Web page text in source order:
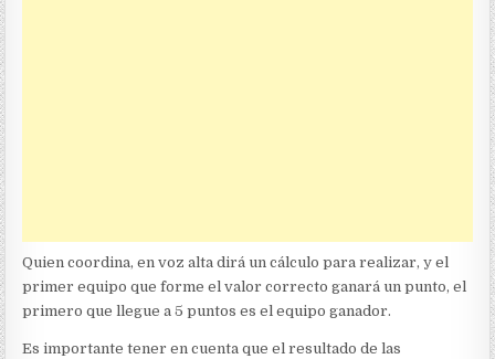
Quien coordina, en voz alta dirá un cálculo para realizar, y el
primer equipo que forme el valor correcto ganará un punto, el
primero que llegue a 5 puntos es el equipo ganador.
Es importante tener en cuenta que el resultado de las